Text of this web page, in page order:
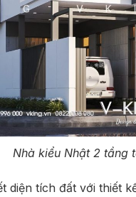
Nhà kiểu Nhật 2 tầng
diện tích đất với thiết